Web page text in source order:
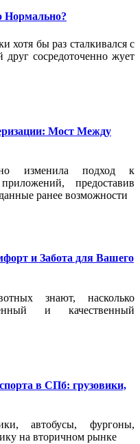
Нормально?
хотя бы раз сталкивался с
друг сосредоточенно жует
Мост Между
изменила подход к
предоставив
ранее возможности
и Забота для Вашего
знают, насколько
и качественный
в СПб: грузовики,
автобусы, фургоны,
на вторичном рынке